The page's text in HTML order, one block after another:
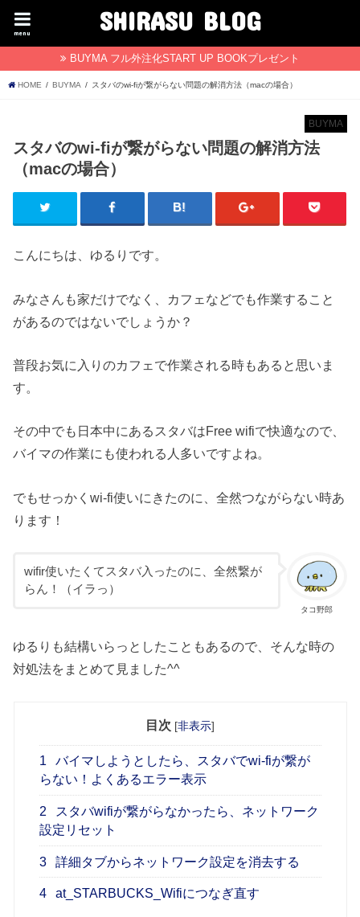
SHIRASU BLOG
menu
BUYMA フル外注化START UP BOOKプレゼント
HOME BUYMA スタバのwi-fiが繋がらない問題の解消方法（macの場合）
BUYMA
スタバのwi-fiが繋がらない問題の解消方法
（macの場合）
こんにちは、ゆるりです。
みなさんも家だけでなく、カフェなどでも作業すること
があるのではないでしょうか？
普段お気に入りのカフェで作業される時もあると思いま
す。
その中でも日本中にあるスタバはFree wifiで快適なので、
バイマの作業にも使われる人多いですよね。
でもせっかくwi-fi使いにきたのに、全然つながらない時あ
ります！
タコ野郎
wifir使いたくてスタバ入ったのに、全然繋が
らん！（イラっ）
ゆるりも結構いらっとしたこともあるので、そんな時の
対処法をまとめて見ました^^
目次 [非表示]
1
バイマしようとしたら、スタバでwi-fiが繋が
らない！よくあるエラー表示
2
スタバwifiが繋がらなかったら、ネットワーク
設定リセット
3 詳細タブからネットワーク設定を消去する
4 at_STARBUCKS_Wifiにつなぎ直す